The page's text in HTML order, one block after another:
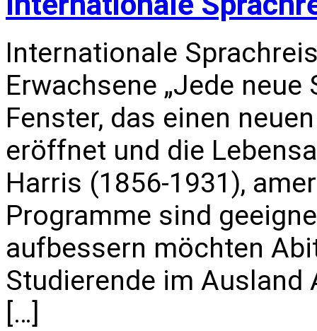
Internationale
Erwachsene „Jede
Fenster, das einen
eröffnet und die
Harris (1856-1931),
Programme sind
aufbessern möchten
Studierende im
[…]